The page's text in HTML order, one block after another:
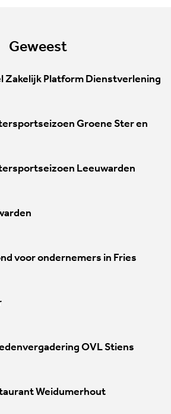
Geweest
Zakelijk Platform Dienstverlening
Groene Ster en
Leeuwarden
voor ondernemers in Fries
OVL Stiens
Weidumerhout